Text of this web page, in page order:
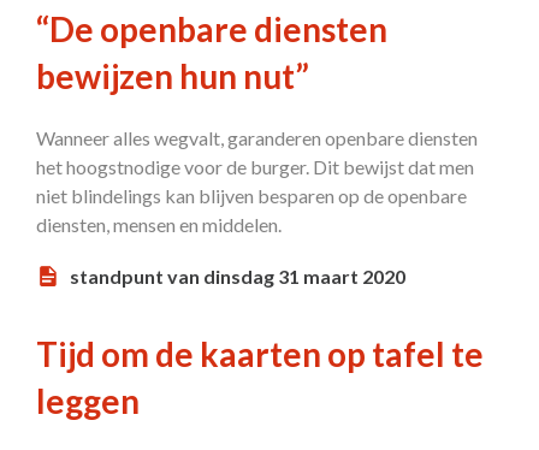
“De openbare diensten
bewijzen hun nut”
Wanneer alles wegvalt, garanderen openbare diensten
het hoogstnodige voor de burger. Dit bewijst dat men
niet blindelings kan blijven besparen op de openbare
diensten, mensen en middelen.
standpunt van dinsdag 31 maart 2020
Tijd om de kaarten op tafel te
leggen